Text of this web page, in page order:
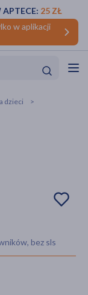
w aplikacji
25 ZŁ
dzieci
bez sls